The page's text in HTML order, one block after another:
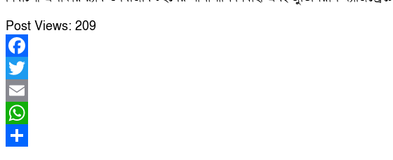
Post Views: 209
Facebook
Twitter
Email
WhatsApp